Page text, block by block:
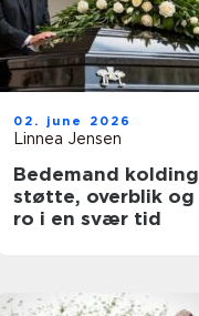
02. june 2026
Linnea Jensen
Bedemand kolding
støtte, overblik og
ro i en svær tid